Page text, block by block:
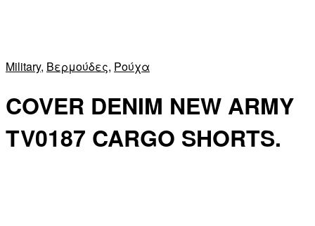
Military, Βερμούδες, Ρούχα
COVER DENIM NEW ARMY
TV0187 CARGO SHORTS.